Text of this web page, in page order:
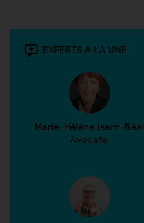
EXPERTS A LA UNE
Marie-Hélène Isern-Réal
Avocate